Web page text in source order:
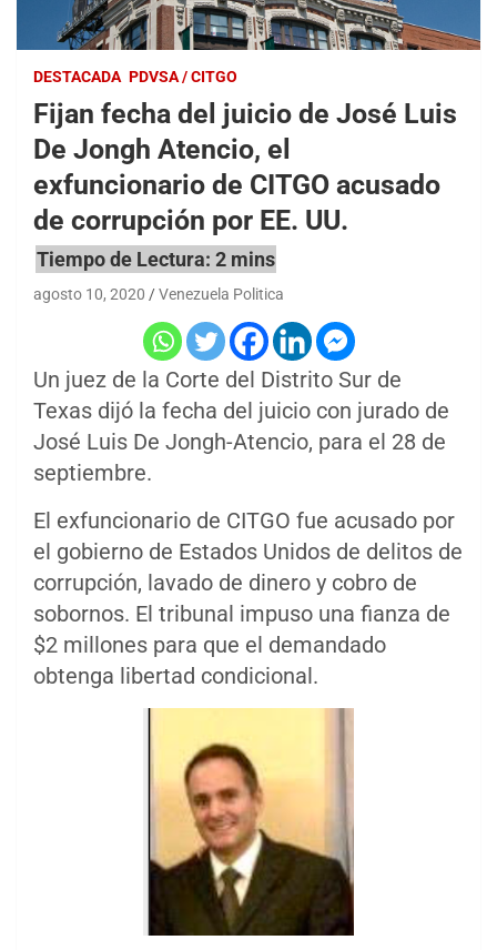
DESTACADA PDVSA / CITGO
Fijan fecha del juicio de José Luis
De Jongh Atencio, el
exfuncionario de CITGO acusado
de corrupción por EE. UU.
agosto 10, 2020 Venezuela Politica
Un juez de la Corte del Distrito Sur de
Texas dijó la fecha del juicio con jurado de
José Luis De Jongh-Atencio, para el 28 de
septiembre.
El exfuncionario de CITGO fue acusado por
el gobierno de Estados Unidos de delitos de
corrupción, lavado de dinero y cobro de
sobornos. El tribunal impuso una fianza de
$2 millones para que el demandado
obtenga libertad condicional.